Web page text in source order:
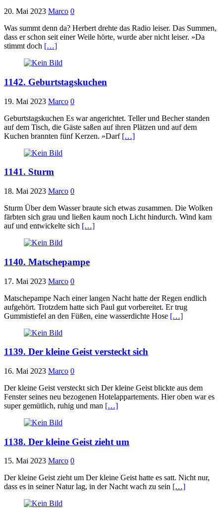
20. Mai 2023 Marco 0
Was summt denn da? Herbert drehte das Radio leiser. Das Summen,
dass er schon seit einer Weile hörte, wurde aber nicht leiser. »Da
stimmt doch […]
1142. Geburtstagskuchen
19. Mai 2023 Marco 0
Geburtstagskuchen Es war angerichtet. Teller und Becher standen
auf dem Tisch, die Gäste saßen auf ihren Plätzen und auf dem
Kuchen brannten fünf Kerzen. »Darf […]
1141. Sturm
18. Mai 2023 Marco 0
Sturm Über dem Wasser braute sich etwas zusammen. Die Wolken
färbten sich grau und ließen kaum noch Licht hindurch. Wind kam
auf und entwickelte sich […]
1140. Matschepampe
17. Mai 2023 Marco 0
Matschepampe Nach einer langen Nacht hatte der Regen endlich
aufgehört. Trotzdem hatte sich Paul gut vorbereitet. Er trug
Gummistiefel an den Füßen, eine wasserdichte Hose […]
1139. Der kleine Geist versteckt sich
16. Mai 2023 Marco 0
Der kleine Geist versteckt sich Der kleine Geist blickte aus dem
Fenster seines neu bezogenen Hotelappartements. Hier oben war es
super gemütlich, ruhig und man […]
1138. Der kleine Geist zieht um
15. Mai 2023 Marco 0
Der kleine Geist zieht um Der kleine Geist hatte es satt. Nicht nur,
dass es in seiner Natur lag, in der Nacht wach zu sein […]